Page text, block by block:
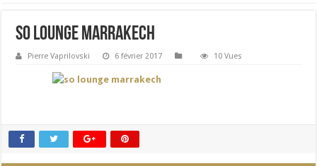
so lounge marrakech
Pierre Vaprilovski 6 février 2017 10 Vues